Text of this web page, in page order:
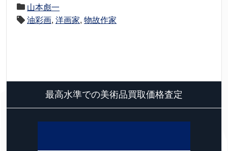
山本彪一
油彩画, 洋画家, 物故作家
最高水準での美術品買取価格査定